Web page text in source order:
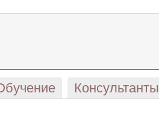
Консультанты